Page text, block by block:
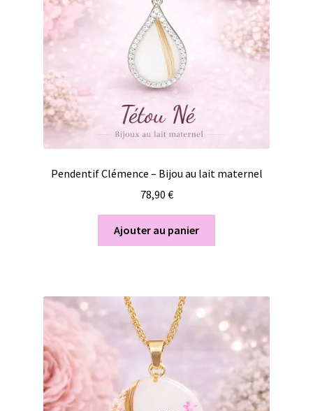
Pendentif Clémence – Bijou au lait maternel
78,90 €
Ajouter au panier